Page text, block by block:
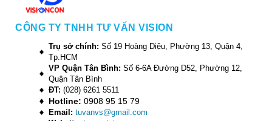
CÔNG TY TNHH TƯ VẤN VISION
Trụ sở chính: Số 19 Hoàng Diệu, Phường 13, Quận 4,
Tp.HCM
VP Quận Tân Bình: Số 6-6A Đường D52, Phường 12,
Quận Tân Bình
ĐT: (028) 6261 5511
Hotline: 0908 95 15 79
Email: tuvanvs@gmail.com